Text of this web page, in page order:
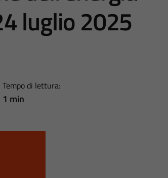
luglio 2025
Tempo di lettura:
1 min